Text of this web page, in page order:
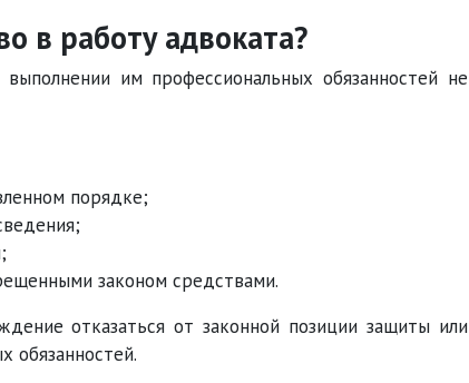
в работу адвоката?
им профессиональных обязанностей не
порядке;
законом средствами.
отказаться от законной позиции защиты или
обязанностей.